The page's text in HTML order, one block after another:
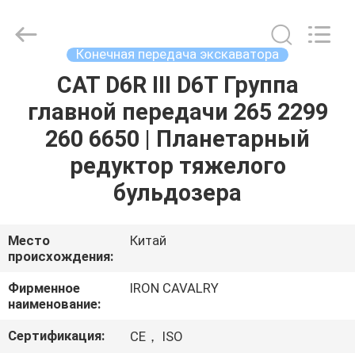
ГЛАВНАЯ
СТРАНИЦА
ПРОДУКЦИЯ
VR
ШОУ
Конечная передача экскаватора
CAT D6R III D6T Группа
главной передачи 265 2299
260 6650 | Планетарный
редуктор тяжелого
бульдозера
Место
происхождения:
Китай
Фирменное
наименование:
IRON CAVALRY
Сертификация: CE， ISO